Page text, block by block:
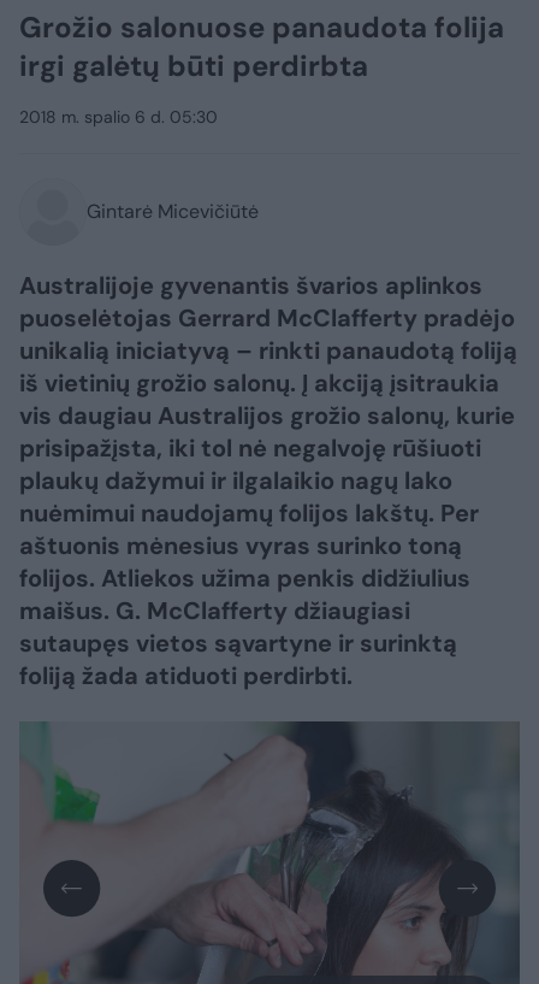
Grožio salonuose panaudota folija
irgi galėtų būti perdirbta
2018 m. spalio 6 d. 05:30
Gintarė Micevičiūtė
Australijoje gyvenantis švarios aplinkos
puoselėtojas Gerrard McClafferty pradėjo
unikalią iniciatyvą – rinkti panaudotą foliją
iš vietinių grožio salonų. Į akciją įsitraukia
vis daugiau Australijos grožio salonų, kurie
prisipažįsta, iki tol nė negalvoję rūšiuoti
plaukų dažymui ir ilgalaikio nagų lako
nuėmimui naudojamų folijos lakštų. Per
aštuonis mėnesius vyras surinko toną
folijos. Atliekos užima penkis didžiulius
maišus. G. McClafferty džiaugiasi
sutaupęs vietos sąvartyne ir surinktą
foliją žada atiduoti perdirbti.